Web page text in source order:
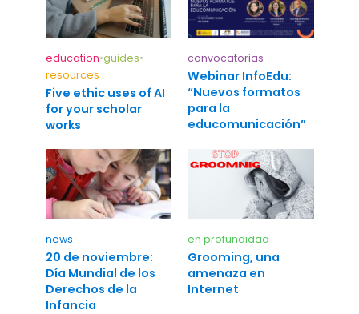
education•guides•
resources
Five ethic uses of AI
for your scholar
works
convocatorias
Webinar InfoEdu:
“Nuevos formatos
para la
educomunicación”
news
20 de noviembre:
Día Mundial de los
Derechos de la
Infancia
en profundidad
Grooming, una
amenaza en
Internet